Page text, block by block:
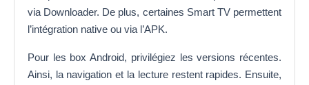
via Downloader. De plus, certaines Smart TV permettent
l’intégration native ou via l’APK.
Pour les box Android, privilégiez les versions récentes.
Ainsi, la navigation et la lecture restent rapides. Ensuite,